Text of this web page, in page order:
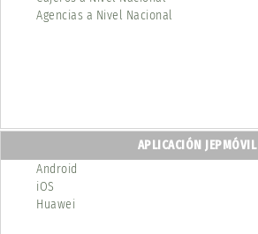
Agencias a Nivel Nacional
APLICACIÓN JEPMÓVIL
Android
iOS
Huawei